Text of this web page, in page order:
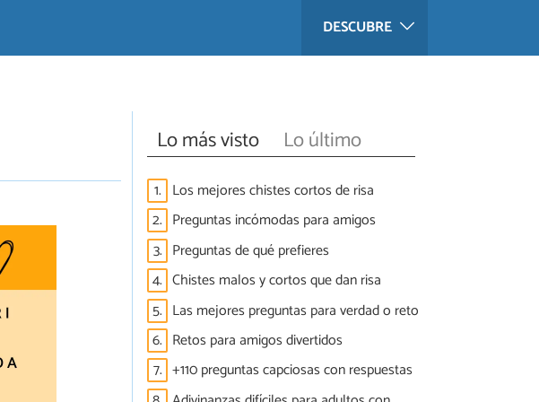
DESCUBRE
Lo más visto Lo último
1. Los mejores chistes cortos de risa
2. Preguntas incómodas para amigos
3. Preguntas de qué prefieres
4. Chistes malos y cortos que dan risa
5. Las mejores preguntas para verdad o reto
6. Retos para amigos divertidos
7. +110 preguntas capciosas con respuestas